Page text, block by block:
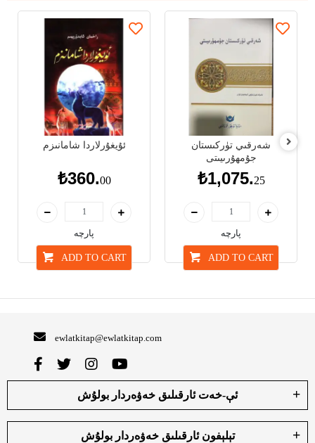
ئۇيغۇرلاردا شامانىزم
₺360.00
پارچە
ADD TO CART
شەرقىي تۈركىستان
جۇمھۇرىيىتى
₺1,075.25
پارچە
ADD TO CART
ewlatkitap@ewlatkitap.com
ئې-خەت ئارقىلىق خەۋەردار بولۇش
تېلېفون ئارقىلىق خەۋەردار بولۇش